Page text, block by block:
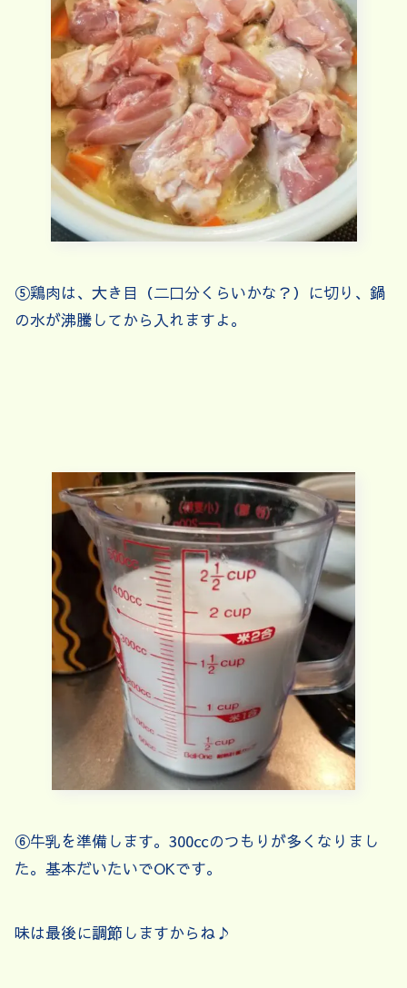
⑤鶏肉は、大き目（二口分くらいかな？）に切り、鍋
の水が沸騰してから入れますよ。
⑥牛乳を準備します。300㏄のつもりが多くなりまし
た。基本だいたいでOKです。
味は最後に調節しますからね♪